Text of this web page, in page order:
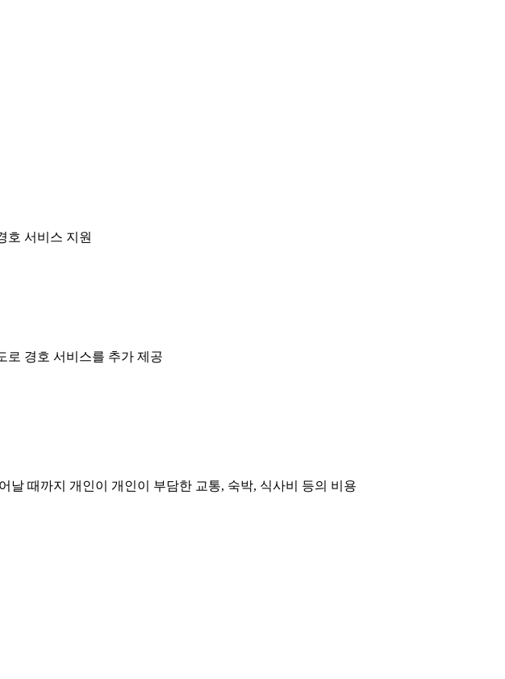
호 서비스 지원
로 경호 서비스를 추가 제공
때까지 개인이 개인이 부담한 교통, 숙박, 식사비 등의 비용